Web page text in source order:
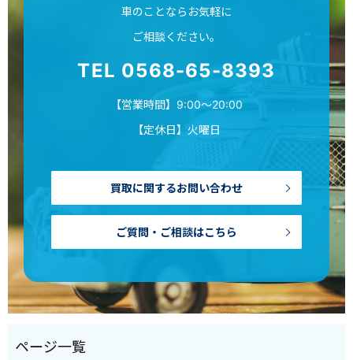
車のことならお気軽に
ご相談ください。
TEL 0568-65-8393
【営業時間】9:00～20:00
【定休日】火曜日
買取に関するお問い合わせ
ご質問・ご相談はこちら